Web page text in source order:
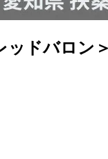
ドバロン